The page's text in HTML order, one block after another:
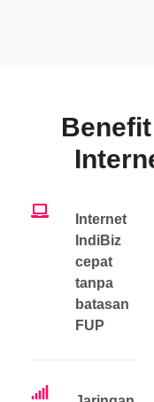
Internet
IndiBiz
cepat
tanpa
batasan
FUP